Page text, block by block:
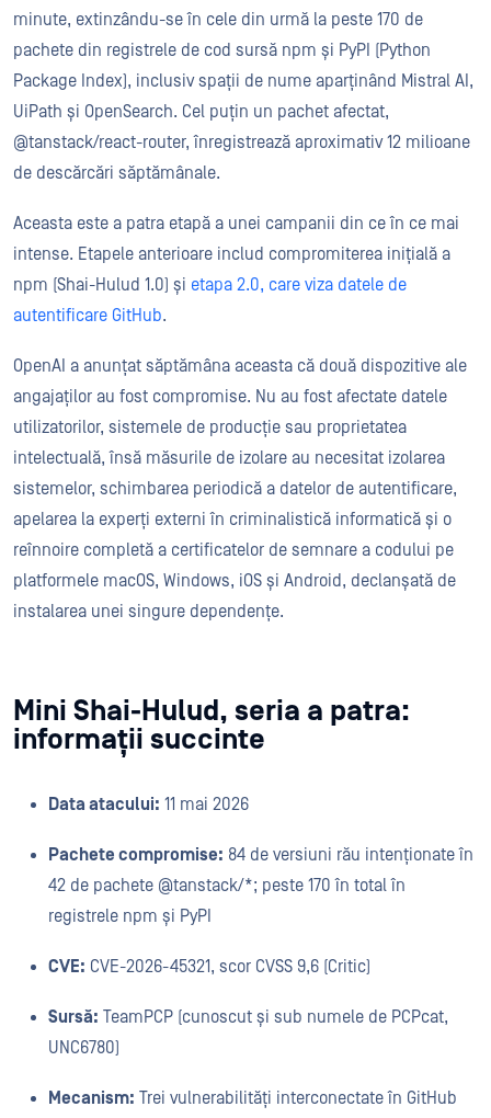
minute, extinzându-se în cele din urmă la peste 170 de
pachete din registrele de cod sursă npm și PyPI (Python
Package Index), inclusiv spații de nume aparținând Mistral AI,
UiPath și OpenSearch. Cel puțin un pachet afectat,
@tanstack/react-router, înregistrează aproximativ 12 milioane
de descărcări săptămânale.
Aceasta este a patra etapă a unei campanii din ce în ce mai
intense. Etapele anterioare includ compromiterea inițială a
npm (Shai-Hulud 1.0) și etapa 2.0, care viza datele de
autentificare GitHub.
OpenAI a anunțat săptămâna aceasta că două dispozitive ale
angajaților au fost compromise. Nu au fost afectate datele
utilizatorilor, sistemele de producție sau proprietatea
intelectuală, însă măsurile de izolare au necesitat izolarea
sistemelor, schimbarea periodică a datelor de autentificare,
apelarea la experți externi în criminalistică informatică și o
reînnoire completă a certificatelor de semnare a codului pe
platformele macOS, Windows, iOS și Android, declanșată de
instalarea unei singure dependențe.
Mini Shai-Hulud, seria a patra:
informații succinte
Data atacului: 11 mai 2026
Pachete compromise: 84 de versiuni rău intenționate în
42 de pachete @tanstack/*; peste 170 în total în
registrele npm și PyPI
CVE: CVE-2026-45321, scor CVSS 9,6 (Critic)
Sursă: TeamPCP (cunoscut și sub numele de PCPcat,
UNC6780)
Mecanism: Trei vulnerabilități interconectate în GitHub